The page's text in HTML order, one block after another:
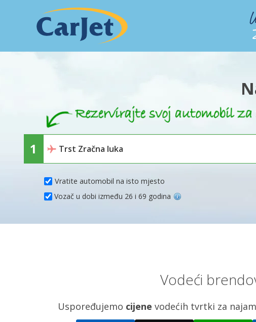
Vratite automobil na isto mjesto
Vozač u dobi između 26 i 69 godina
Vodeći
Uspoređujemo cijene vodećih tvrtki za